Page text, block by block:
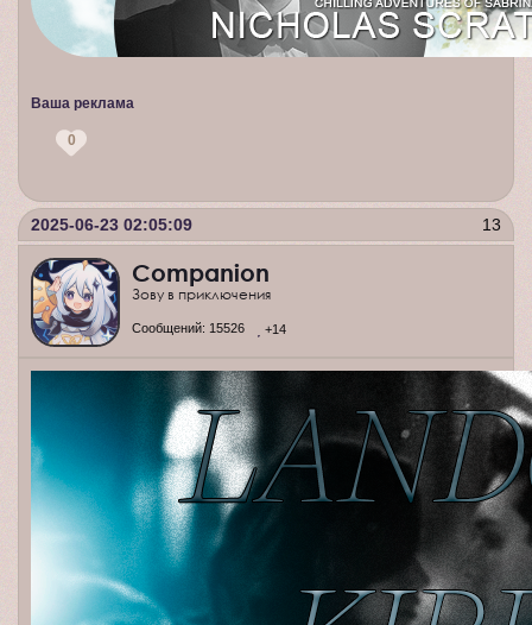
Ваша реклама
0
13
2025-06-23 02:05:09
Companion
Зову в приключения
Сообщений: 15526 +14